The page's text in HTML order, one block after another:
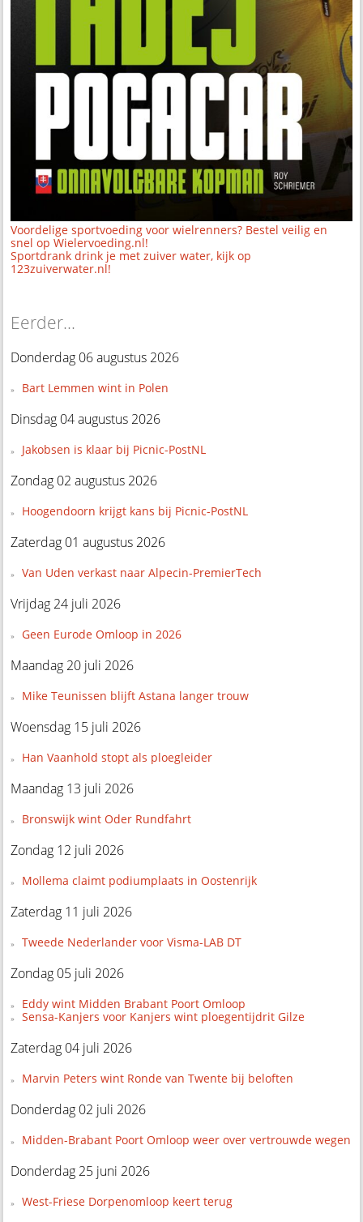
Voordelige sportvoeding voor wielrenners? Bestel veilig en
snel op Wielervoeding.nl!
Sportdrank drink je met zuiver water, kijk op
123zuiverwater.nl!
Eerder...
Donderdag 06 augustus 2026
Bart Lemmen wint in Polen
Dinsdag 04 augustus 2026
Jakobsen is klaar bij Picnic-PostNL
Zondag 02 augustus 2026
Hoogendoorn krijgt kans bij Picnic-PostNL
Zaterdag 01 augustus 2026
Van Uden verkast naar Alpecin-PremierTech
Vrijdag 24 juli 2026
Geen Eurode Omloop in 2026
Maandag 20 juli 2026
Mike Teunissen blijft Astana langer trouw
Woensdag 15 juli 2026
Han Vaanhold stopt als ploegleider
Maandag 13 juli 2026
Bronswijk wint Oder Rundfahrt
Zondag 12 juli 2026
Mollema claimt podiumplaats in Oostenrijk
Zaterdag 11 juli 2026
Tweede Nederlander voor Visma-LAB DT
Zondag 05 juli 2026
Eddy wint Midden Brabant Poort Omloop
Sensa-Kanjers voor Kanjers wint ploegentijdrit Gilze
Zaterdag 04 juli 2026
Marvin Peters wint Ronde van Twente bij beloften
Donderdag 02 juli 2026
Midden-Brabant Poort Omloop weer over vertrouwde wegen
Donderdag 25 juni 2026
West-Friese Dorpenomloop keert terug